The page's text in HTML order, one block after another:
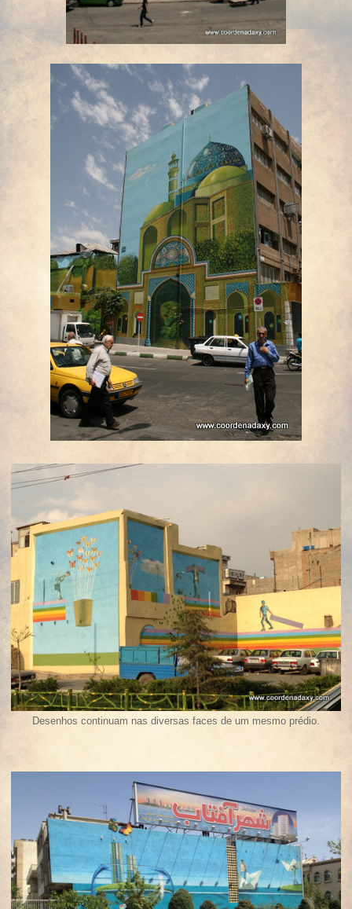
Desenhos continuam nas diversas faces de um mesmo prédio.